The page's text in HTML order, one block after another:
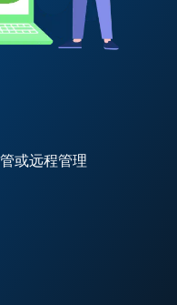
或远程管理